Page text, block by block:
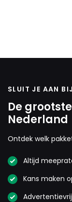
SLUIT JE AAN BIJ
De
Nederland
Ontdek welk
Altijd
Kans maken